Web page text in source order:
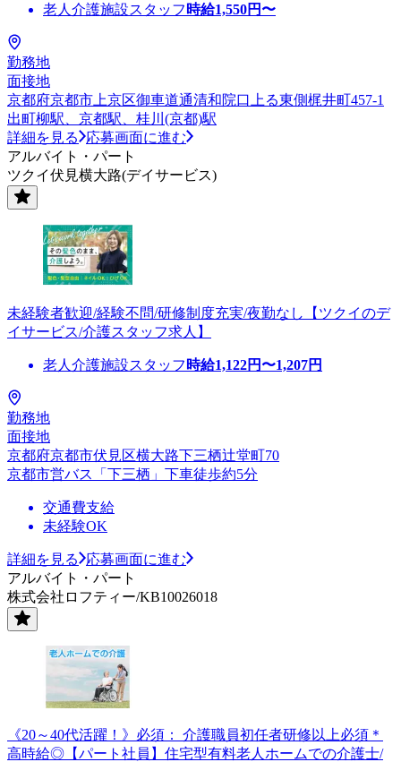
老人介護施設スタッフ 時給1,550円〜
勤務地
面接地
京都府京都市上京区御車道通清和院口上る東側梶井町457-1
出町柳駅、京都駅、桂川(京都)駅
詳細を見る
応募画面に進む
アルバイト・パート
ツクイ伏見横大路(デイサービス)
未経験者歓迎/経験不問/研修制度充実/夜勤なし【ツクイのデ
イサービス/介護スタッフ求人】
老人介護施設スタッフ 時給1,122円〜1,207円
勤務地
面接地
京都府京都市伏見区横大路下三栖辻堂町70
京都市営バス「下三栖」下車徒歩約5分
交通費支給
未経験OK
詳細を見る
応募画面に進む
アルバイト・パート
株式会社ロフティー/KB10026018
《20～40代活躍！》必須： 介護職員初任者研修以上必須＊
高時給◎【パート社員】住宅型有料老人ホームでの介護士/